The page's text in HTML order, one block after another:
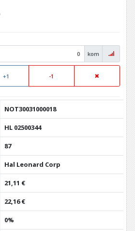
kom
+1 -1
NOT30031000018
HL 02500344
87
Hal Leonard Corp
21,11 €
22,16 €
0%